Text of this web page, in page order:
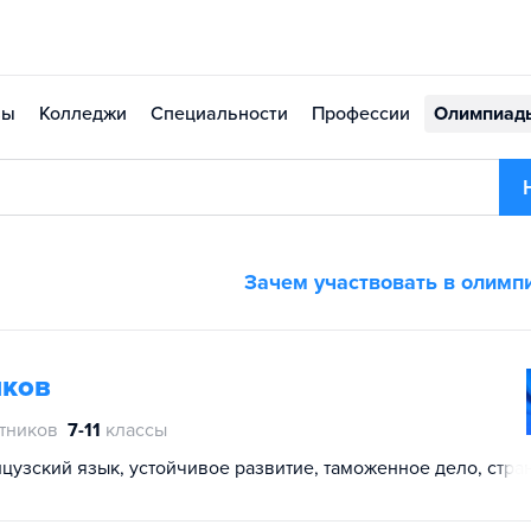
Колледжи Специальности Профессии
Зачем участвовать в
7-11 классы